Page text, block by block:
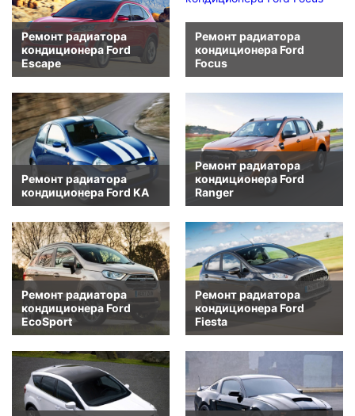
Ремонт радиатора
кондиционера Ford
Escape
Ремонт радиатора
кондиционера Ford
Focus
Ремонт радиатора
кондиционера Ford KA
Ремонт радиатора
кондиционера Ford
Ranger
Ремонт радиатора
кондиционера Ford
EcoSport
Ремонт радиатора
кондиционера Ford
Fiesta